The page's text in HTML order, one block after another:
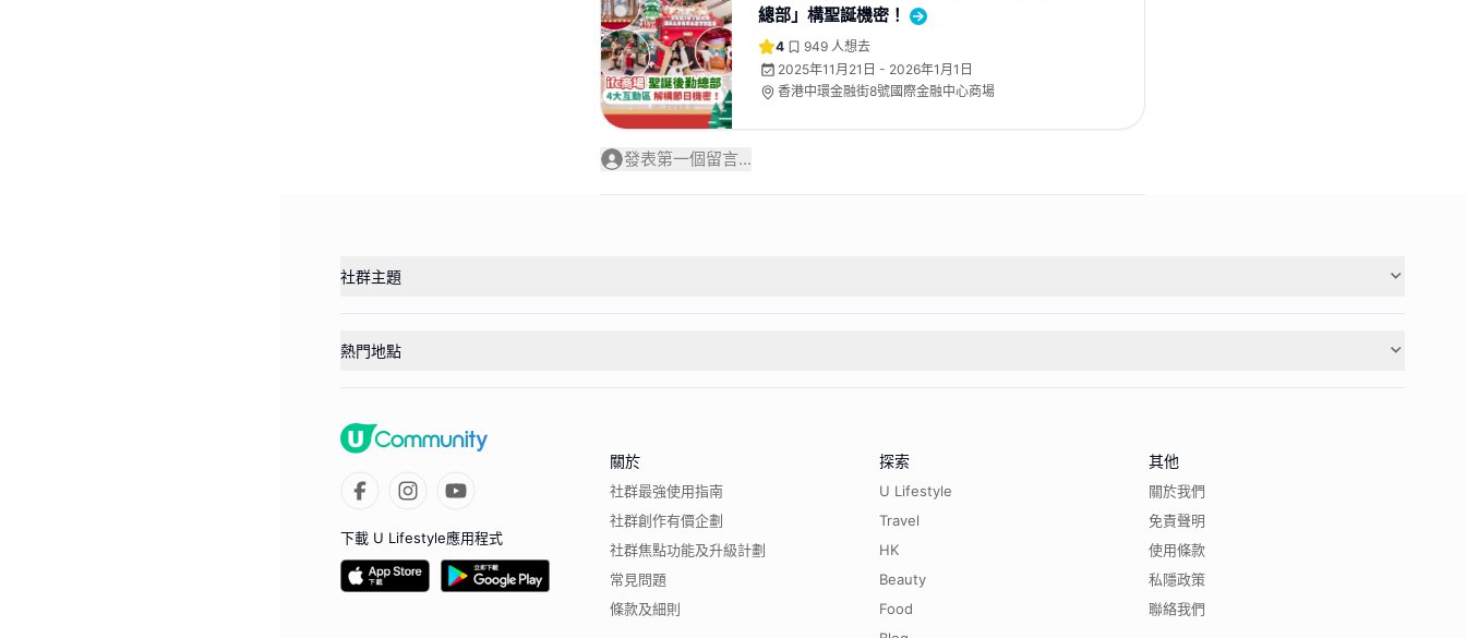
總部」構聖誕機密！
4 949 人想去
2025年11月21日 - 2026年1月1日
香港中環金融街8號國際金融中心商場
發表第一個留言...
社群主題
熱門地點
下載 U Lifestyle應用程式
關於
社群最強使用指南
社群創作有價企劃
社群焦點功能及升級計劃
常見問題
條款及細則
探索
U Lifestyle
Travel
HK
Beauty
Food
其他
關於我們
免責聲明
使用條款
私隱政策
聯絡我們